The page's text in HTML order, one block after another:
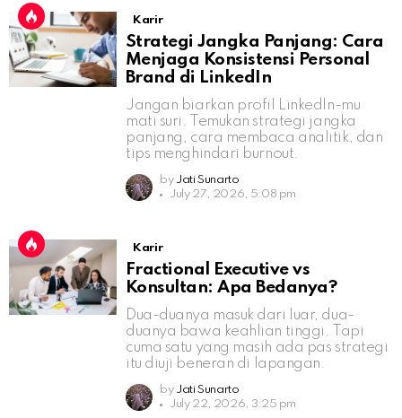
Karir
Strategi Jangka Panjang: Cara
Menjaga Konsistensi Personal
Brand di LinkedIn
Jangan biarkan profil LinkedIn-mu
mati suri. Temukan strategi jangka
panjang, cara membaca analitik, dan
tips menghindari burnout.
by Jati Sunarto
July 27, 2026, 5:08 pm
Karir
Fractional Executive vs
Konsultan: Apa Bedanya?
Dua-duanya masuk dari luar, dua-
duanya bawa keahlian tinggi. Tapi
cuma satu yang masih ada pas strategi
itu diuji beneran di lapangan.
by Jati Sunarto
July 22, 2026, 3:25 pm